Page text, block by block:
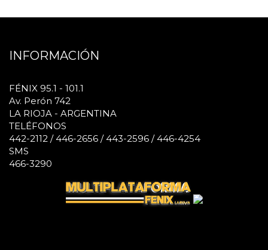
INFORMACIÓN
FÉNIX 95.1 - 101.1
Av. Perón 742
LA RIOJA - ARGENTINA
TELÉFONOS
442-2112 / 446-2656 / 443-2596 / 446-4254
SMS
466-3290